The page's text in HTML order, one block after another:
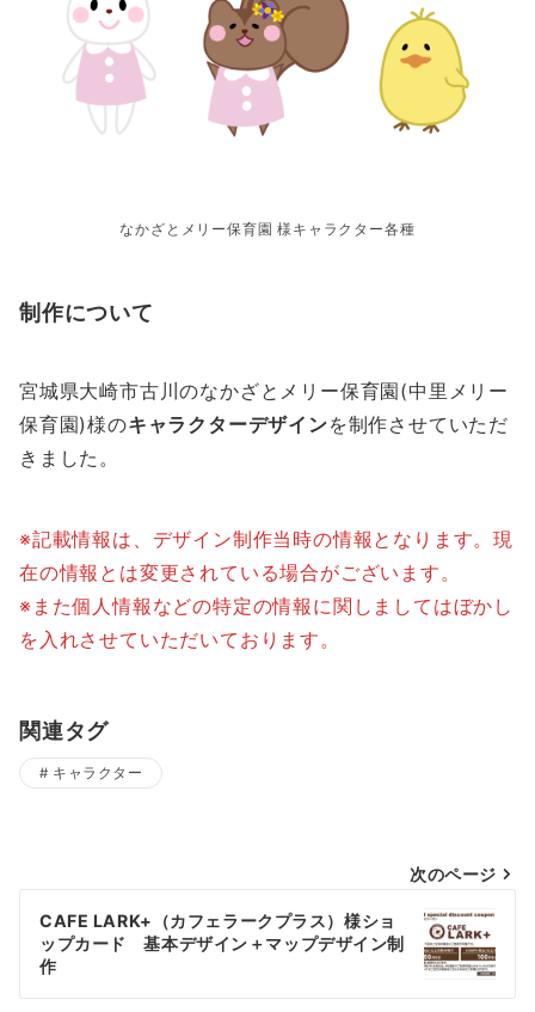
なかざとメリー保育園 様キャラクター各種
制作について
宮城県大崎市古川のなかざとメリー保育園(中里メリー
保育園)様のキャラクターデザインを制作させていただ
きました。
※記載情報は、デザイン制作当時の情報となります。現
在の情報とは変更されている場合がございます。
※また個人情報などの特定の情報に関しましてはぼかし
を入れさせていただいております。
関連タグ
キャラクター
稿
ナ
ビ
次のページ
CAFE LARK+（カフェラークプラス）様ショ
ップカード 基本デザイン＋マップデザイン制
作